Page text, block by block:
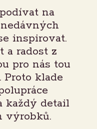
na
inspirovat.
a radost z
pro nás tou
klade
každý detail
výrobků.